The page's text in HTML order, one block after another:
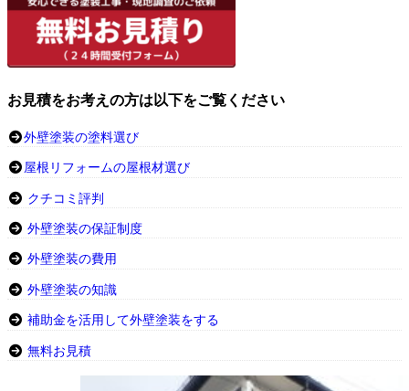
お見積をお考えの方は以下をご覧ください
外壁塗装の塗料選び
屋根リフォームの屋根材選び
クチコミ評判
外壁塗装の保証制度
外壁塗装の費用
外壁塗装の知識
補助金を活用して外壁塗装をする
無料お見積